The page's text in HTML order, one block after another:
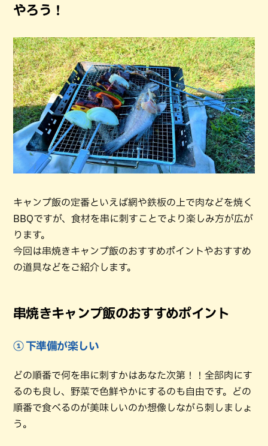
やろう！
キャンプ飯の定番といえば網や鉄板の上で肉などを焼く
BBQですが、食材を串に刺すことでより楽しみ方が広が
ります。
今回は串焼きキャンプ飯のおすすめポイントやおすすめ
の道具などをご紹介します。
串焼きキャンプ飯のおすすめポイント
① 下準備が楽しい
どの順番で何を串に刺すかはあなた次第！！全部肉にす
るのも良し、野菜で色鮮やかにするのも自由です。どの
順番で食べるのが美味しいのか想像しながら刺しましょ
う。